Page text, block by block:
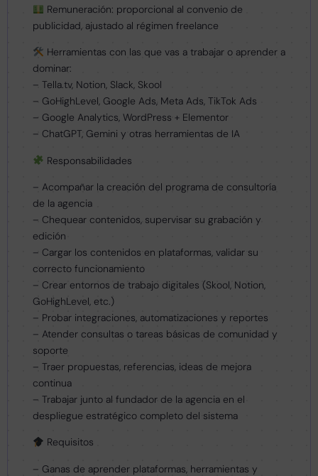
Remuneración: proporcional al convenio de
publicidad, ajustado al régimen freelance
Herramientas con las que vas a trabajar o aprender a
dominar:
– Tella.tv, Notion, Slack, Skool
– GoHighLevel, Google Ads, Meta Ads, TikTok Ads
– Google Analytics, WordPress + Elementor
– ChatGPT, Gemini y otras herramientas de IA
Responsabilidades
– Acompañar la creación del programa de consultoría
de la agencia
– Chequear contenidos, supervisar su grabación y
edición
– Cargar los contenidos en plataformas, validar su
correcto funcionamiento
– Crear entornos de trabajo digitales (Skool, Notion,
GoHighLevel, etc.)
– Probar integraciones, automatizaciones y reportes
– Atender consultas o tareas básicas de comunidad y
soporte
– Traer propuestas, referencias, ideas de mejora
continua
– Trabajar junto al fundador de la agencia en el
despliegue estratégico completo del sistema
Requisitos
– Ganas de aprender plataformas, herramientas y